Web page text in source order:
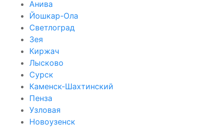
Анива
Йошкар-Ола
Светлоград
Зея
Киржач
Лысково
Сурск
Каменск-Шахтинский
Пенза
Узловая
Новоузенск